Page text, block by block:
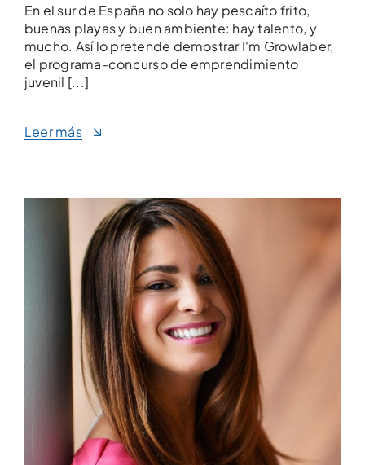
En el sur de España no solo hay pescaíto frito,
buenas playas y buen ambiente: hay talento, y
mucho. Así lo pretende demostrar I'm Growlaber,
el programa-concurso de emprendimiento
juvenil [...]
Leer más